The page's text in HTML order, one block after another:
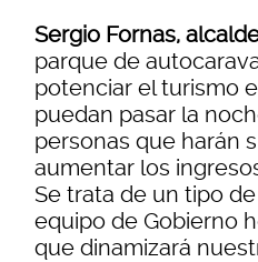
Sergio Fornas,
parque de
potenciar el turismo
puedan pasar la
personas que harán
aumentar los
Se trata de un tipo
equipo de Gobierno
que dinamizará